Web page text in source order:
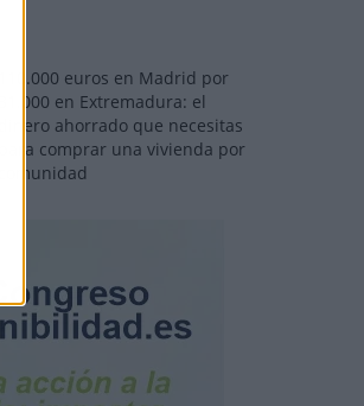
110.000 euros en Madrid por
31.000 en Extremadura: el
dinero ahorrado que necesitas
para comprar una vivienda por
comunidad